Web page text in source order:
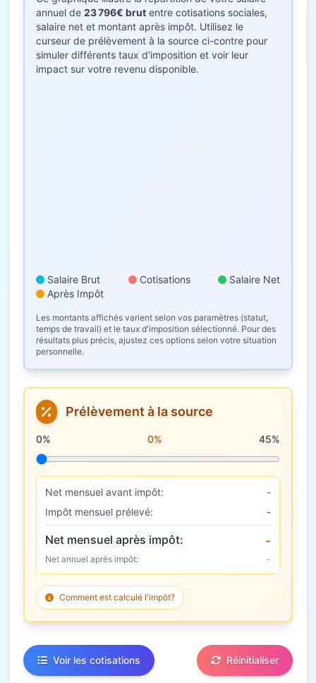
annuel de 23 796€ brut entre cotisations sociales,
salaire net et montant après impôt. Utilisez le
curseur de prélèvement à la source ci-contre pour
simuler différents taux d'imposition et voir leur
impact sur votre revenu disponible.
Salaire Brut Cotisations
Salaire Net
Après Impôt
Les montants affichés varient selon vos paramètres (statut,
temps de travail) et le taux d'imposition sélectionné. Pour des
résultats plus précis, ajustez ces options selon votre situation
personnelle.
Prélèvement à la source
Taux de prélèvement à la source
0% 0% 45%
Net mensuel avant impôt:
-
Impôt mensuel prélevé:
-
Net mensuel après impôt: -
Net annuel après impôt: -
Comment est calculé l'impôt?
Voir les cotisations Réinitialiser